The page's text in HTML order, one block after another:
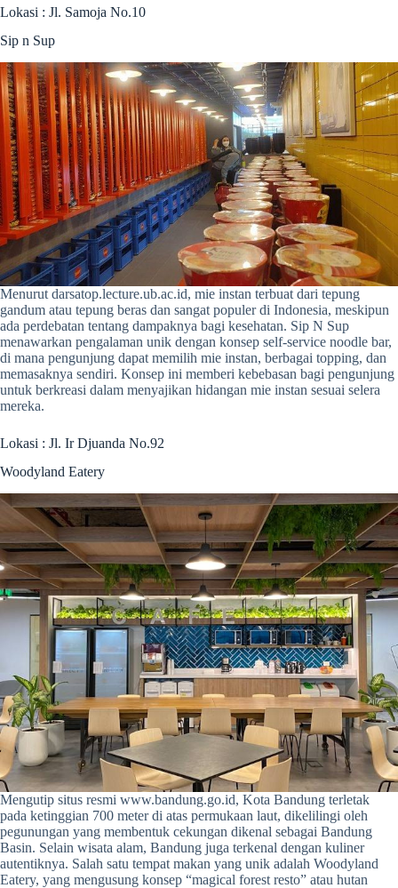
Lokasi : Jl. Samoja No.10
Sip n Sup
Menurut darsatop.lecture.ub.ac.id, mie instan terbuat dari tepung
gandum atau tepung beras dan sangat populer di Indonesia, meskipun
ada perdebatan tentang dampaknya bagi kesehatan. Sip N Sup
menawarkan pengalaman unik dengan konsep self-service noodle bar,
di mana pengunjung dapat memilih mie instan, berbagai topping, dan
memasaknya sendiri. Konsep ini memberi kebebasan bagi pengunjung
untuk berkreasi dalam menyajikan hidangan mie instan sesuai selera
mereka.
Lokasi : Jl. Ir Djuanda No.92
Woodyland Eatery
Mengutip situs resmi www.bandung.go.id, Kota Bandung terletak
pada ketinggian 700 meter di atas permukaan laut, dikelilingi oleh
pegunungan yang membentuk cekungan dikenal sebagai Bandung
Basin. Selain wisata alam, Bandung juga terkenal dengan kuliner
autentiknya. Salah satu tempat makan yang unik adalah Woodyland
Eatery, yang mengusung konsep “magical forest resto” atau hutan